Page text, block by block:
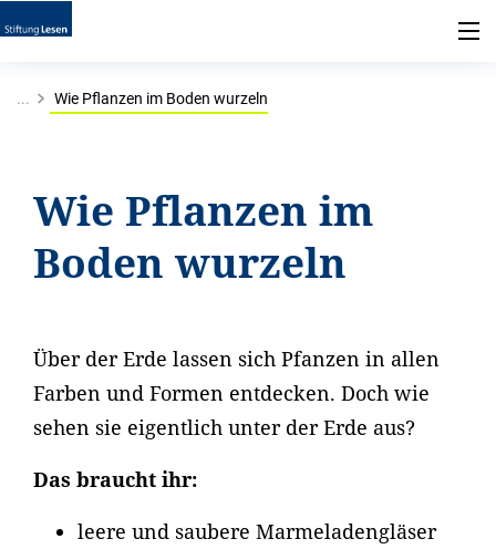
... Wie Pflanzen im Boden wurzeln
Wie Pflanzen im
Boden wurzeln
Über der Erde lassen sich Pfanzen in allen
Farben und Formen entdecken. Doch wie
sehen sie eigentlich unter der Erde aus?
Das braucht ihr:
leere und saubere Marmeladengläser